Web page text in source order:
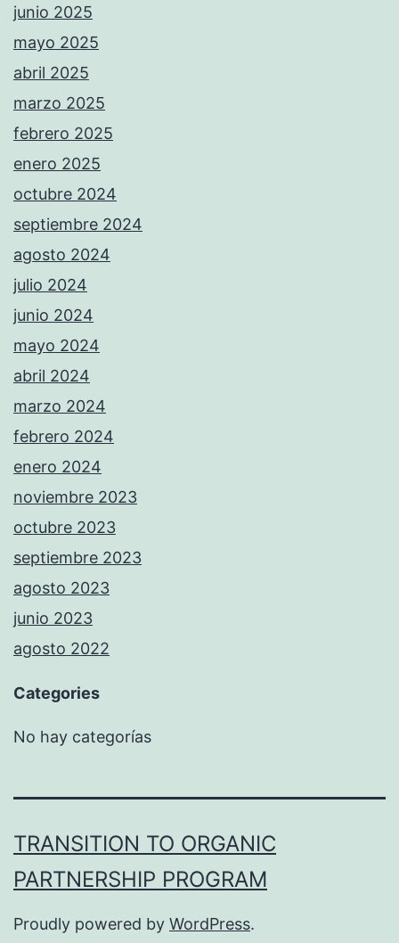
junio 2025
mayo 2025
abril 2025
marzo 2025
febrero 2025
enero 2025
octubre 2024
septiembre 2024
agosto 2024
julio 2024
junio 2024
mayo 2024
abril 2024
marzo 2024
febrero 2024
enero 2024
noviembre 2023
octubre 2023
septiembre 2023
agosto 2023
junio 2023
agosto 2022
Categories
No hay categorías
TRANSITION TO ORGANIC
PARTNERSHIP PROGRAM
Proudly powered by WordPress.